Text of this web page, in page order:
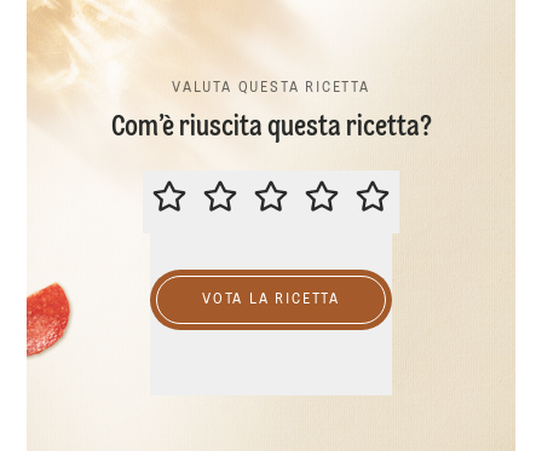
VALUTA QUESTA RICETTA
Com’è riuscita questa ricetta?
VALUTA QUESTA RICETTA
VOTA LA RICETTA